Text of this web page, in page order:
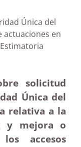
Única del
actuaciones en
solicitud
Única del
relativa a la
y mejora o
accesos